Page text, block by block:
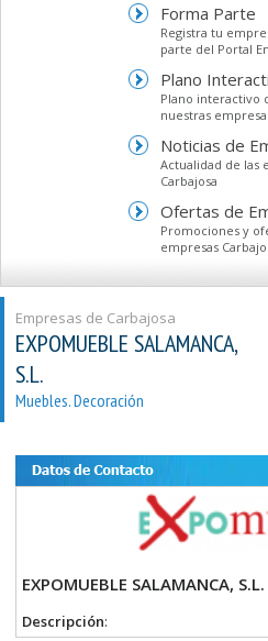
Forma Parte
Registra tu
parte del Portal
Plano
Plano interactivo
nuestras
Noticias de
Actualidad de las
Carbajosa
Ofertas de
Promociones y
empresas
Empresas de Carbajosa
EXPOMUEBLE SALAMANCA,
S.L.
Muebles. Decoración
EXPOMUEBLE SALAMANCA, S.L.
Descripción: